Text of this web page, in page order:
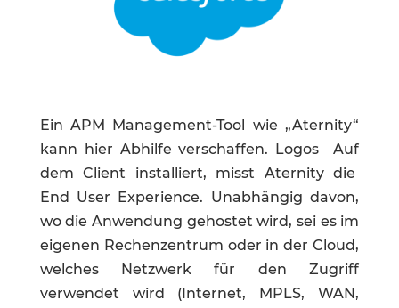
Ein APM Management-Tool wie „Aternity“
kann hier Abhilfe verschaffen. Logos Auf
dem Client installiert, misst Aternity die
End User Experience. Unabhängig davon,
wo die Anwendung gehostet wird, sei es im
eigenen Rechenzentrum oder in der Cloud,
welches Netzwerk für den Zugriff
verwendet wird (Internet, MPLS, WAN,